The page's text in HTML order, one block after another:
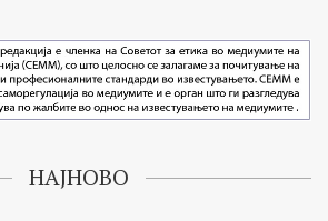
НАЈНОВО